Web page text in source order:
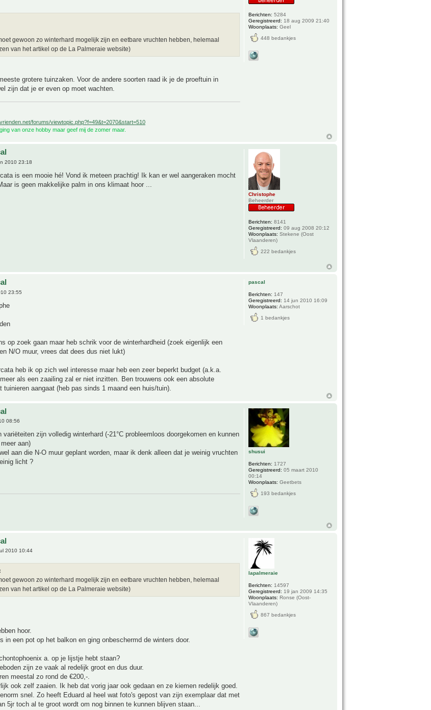
gewoon zo winterhard mogelijk zijn en eetbare vruchten hebben, helemaal
van het artikel op de La Palmeraie website)
grotere tuinzaken. Voor de andere soorten raad ik je de proeftuin in
zijn dat je er even op moet wachten.
forums/viewtopic.php?f=49&t=2070&start=510
van onze hobby maar geef mij de zomer maar.
Berichten: 5284
Geregistreerd: 18 aug 2009 21:40
Woonplaats: Geel
448 bedankjes
2010 23:18
is een mooie hé! Vond ik meteen prachtig! Ik kan er wel aangeraken mocht
is geen makkelijke palm in ons klimaat hoor ...
Christophe
Beheerder
Berichten: 8141
Geregistreerd: 09 aug 2008 20:12
Woonplaats: Stekene (Oost
Vlaanderen)
222 bedankjes
23:55
op zoek gaan maar heb schrik voor de winterhardheid (zoek eigenlijk een
N/O muur, vrees dat dees dus niet lukt)
heb ik op zich wel interesse maar heb een zeer beperkt budget (a.k.a.
als een zaailing zal er niet inzitten. Ben trouwens ook een absolute
tuinieren aangaat (heb pas sinds 1 maand een huis/tuin).
pascal
Berichten: 147
Geregistreerd: 14 jun 2010 16:09
Woonplaats: Aarschot
1 bedankjes
08:56
zijn volledig winterhard (-21°C probleemloos doorgekomen en kunnen
aan)
aan die N-O muur geplant worden, maar ik denk alleen dat je weinig vruchten
licht ?
shusui
Berichten: 1727
Geregistreerd: 05 maart 2010
00:14
Woonplaats: Geetbets
193 bedankjes
2010 10:44
gewoon zo winterhard mogelijk zijn en eetbare vruchten hebben, helemaal
van het artikel op de La Palmeraie website)
hoor.
in een pot op het balkon en ging onbeschermd de winters door.
a. op je lijstje hebt staan?
zijn ze vaak al redelijk groot en dus duur.
meestal zo rond de €200,-.
ook zelf zaaien. Ik heb dat vorig jaar ook gedaan en ze kiemen redelijk goed.
snel. Zo heeft Eduard al heel wat foto's gepost van zijn exemplaar dat met
5jr toch al te groot wordt om nog binnen te kunnen blijven staan...
lapalmeraie
Berichten: 14597
Geregistreerd: 19 jan 2009 14:35
Woonplaats: Ronse (Oost-
Vlaanderen)
867 bedankjes